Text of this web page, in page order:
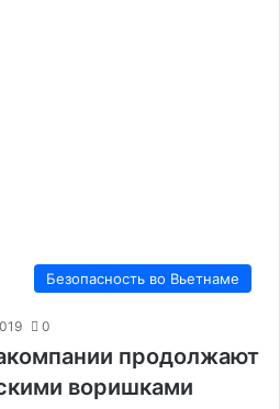
Безопасность во Вьетнаме
0
продолжают
воришками